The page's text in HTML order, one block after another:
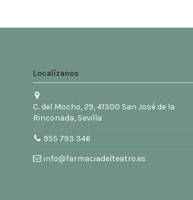
Localízanos
C. del Mocho, 29, 41300 San José de la
Rinconada, Sevilla
955 793 346
info@farmaciadelteatro.es